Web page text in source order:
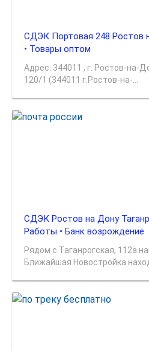
СДЭК Портовая 248 Ростов
• Товары оптом
Адрес: 344011 , г. Ростов-на-
120/1 (344011 г.Ростов-на-...
СДЭК Ростов на Дону
Работы • Банк возрождение
Рядом с Таганрогская, 112а
Ближайшая Новостройка